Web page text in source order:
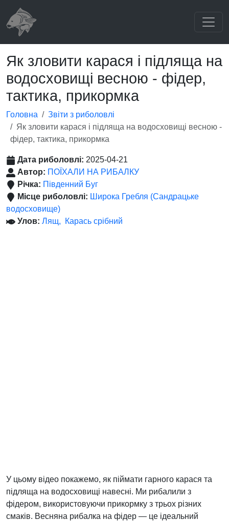
Як зловити карася і підляща на
водосховищі весною - фідер,
тактика, прикормка
Головна
Звіти з риболовлі
Як зловити карася і підляща на водосховищі весною -
фідер, тактика, прикормка
Дата риболовлі: 2025-04-21
Автор: ПОЇХАЛИ НА РИБАЛКУ
Річка: Південний Буг
Місце риболовлі: Широка Гребля (Сандрацьке
водосховище)
Улов: Лящ Карась срібний
У цьому відео покажемо, як піймати гарного карася та
підляща на водосховищі навесні. Ми рибалили з
фідером, використовуючи прикормку з трьох різних
смаків. Весняна рибалка на фідер — це ідеальний